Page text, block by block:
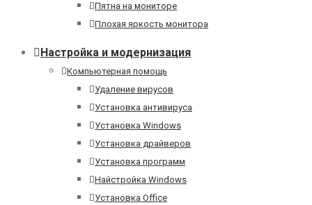
Пятна на мониторе
Плохая яркость монитора
Настройка и модернизация
Компьютерная помощь
Удаление вирусов
Установка антивируса
Установка Windows
Установка драйверов
Установка программ
Найстройка Windows
Установка Office